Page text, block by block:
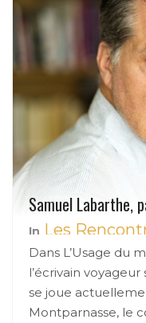
Samuel Labarthe,
In Les
Dans L’Usage du
l’écrivain
se joue
Montparnasse, le